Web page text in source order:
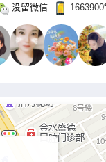
没留微信